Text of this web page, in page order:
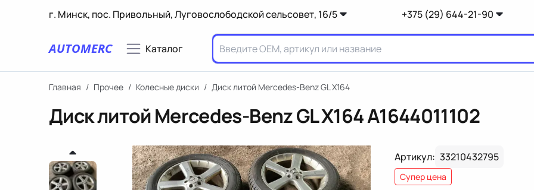
г. Минск, пос. Привольный, Луговослободской сельсовет, 16/5 +375 (29) 644-21-90
AUTOMERC Каталог
Главная / Прочее / Колесные диски / Диск литой Mercedes-Benz GL X164
Диск литой Mercedes-Benz GL X164A1644011102
Артикул: 33210432795
Супер цена